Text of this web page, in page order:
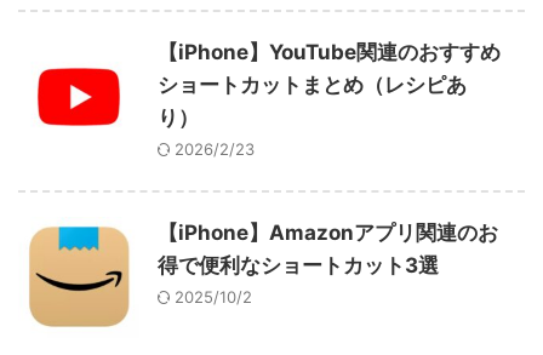
【iPhone】YouTube関連のおすすめ
ショートカットまとめ（レシピあ
り）
2026/2/23
【iPhone】Amazonアプリ関連のお
得で便利なショートカット3選
2025/10/2